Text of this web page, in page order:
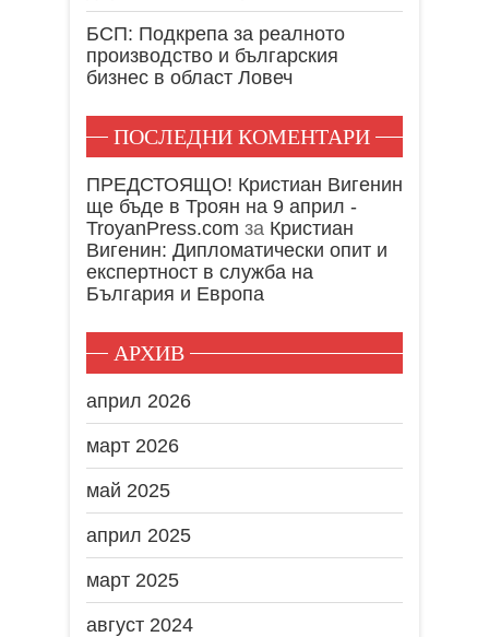
БСП: Подкрепа за реалното
производство и българския
бизнес в област Ловеч
ПОСЛЕДНИ КОМЕНТАРИ
ПРЕДСТОЯЩО! Кристиан Вигенин
ще бъде в Троян на 9 април -
TroyanPress.com за Кристиан
Вигенин: Дипломатически опит и
експертност в служба на
България и Европа
АРХИВ
април 2026
март 2026
май 2025
април 2025
март 2025
август 2024